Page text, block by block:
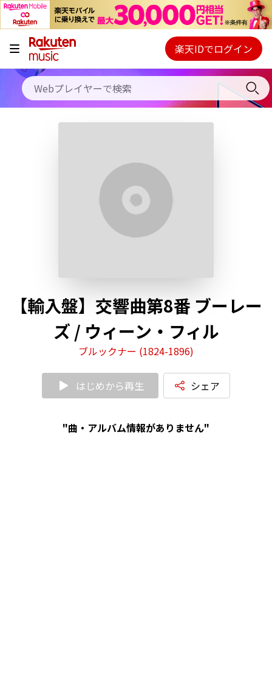
キャンペーン
料金プラン
使い方
Webプレイヤー
ご契約内容の確認・変更
楽天IDでログイン
【輸入盤】交響曲第8番 ブーレー
ズ / ウィーン・フィル
ブルックナー (1824-1896)
はじめから再生 シェア
"曲・アルバム情報がありません"